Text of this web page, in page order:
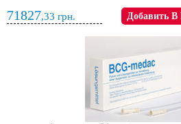
71827,33 грн. Добавить В